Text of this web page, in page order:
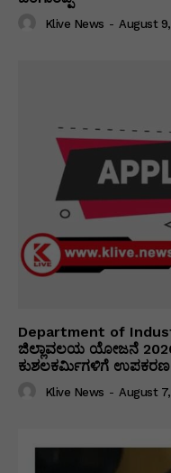
Klive News - August
Department of
ಜಿಲ್ಲಾವಲಯ ಯೋಜನೆ 2026-
ಕುಶಲಕರ್ಮಿಗಳಿಗೆ ಉಪಕರಣ
Klive News - August